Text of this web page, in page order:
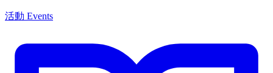
活動 Events